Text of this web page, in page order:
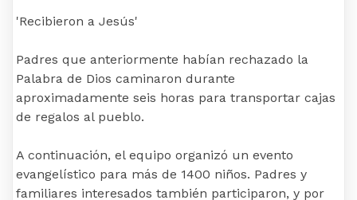
'Recibieron a Jesús'
Padres que anteriormente habían rechazado la
Palabra de Dios caminaron durante
aproximadamente seis horas para transportar cajas
de regalos al pueblo.
A continuación, el equipo organizó un evento
evangelístico para más de 1400 niños. Padres y
familiares interesados ​​también participaron, y por